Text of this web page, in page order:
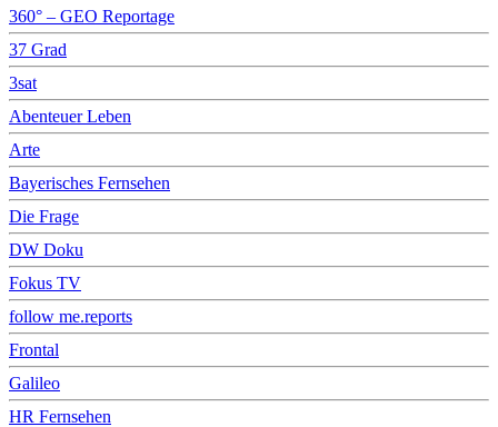
360° – GEO Reportage
37 Grad
3sat
Abenteuer Leben
Arte
Bayerisches Fernsehen
Die Frage
DW Doku
Fokus TV
follow me.reports
Frontal
Galileo
HR Fernsehen